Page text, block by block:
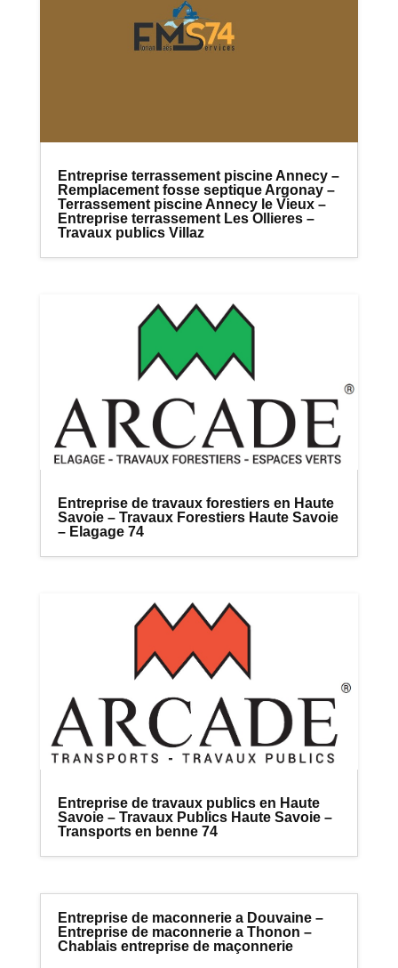
Entreprise terrassement piscine Annecy –
Remplacement fosse septique Argonay –
Terrassement piscine Annecy le Vieux –
Entreprise terrassement Les Ollieres –
Travaux publics Villaz
Entreprise de travaux forestiers en Haute
Savoie – Travaux Forestiers Haute Savoie
– Elagage 74
Entreprise de travaux publics en Haute
Savoie – Travaux Publics Haute Savoie –
Transports en benne 74
Entreprise de maconnerie a Douvaine –
Entreprise de maconnerie a Thonon –
Chablais entreprise de maçonnerie